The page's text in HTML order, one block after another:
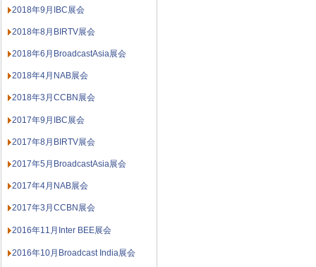
2018年9月IBC展会
2018年8月BIRTV展会
2018年6月BroadcastAsia展会
2018年4月NAB展会
2018年3月CCBN展会
2017年9月IBC展会
2017年8月BIRTV展会
2017年5月BroadcastAsia展会
2017年4月NAB展会
2017年3月CCBN展会
2016年11月Inter BEE展会
2016年10月Broadcast India展会